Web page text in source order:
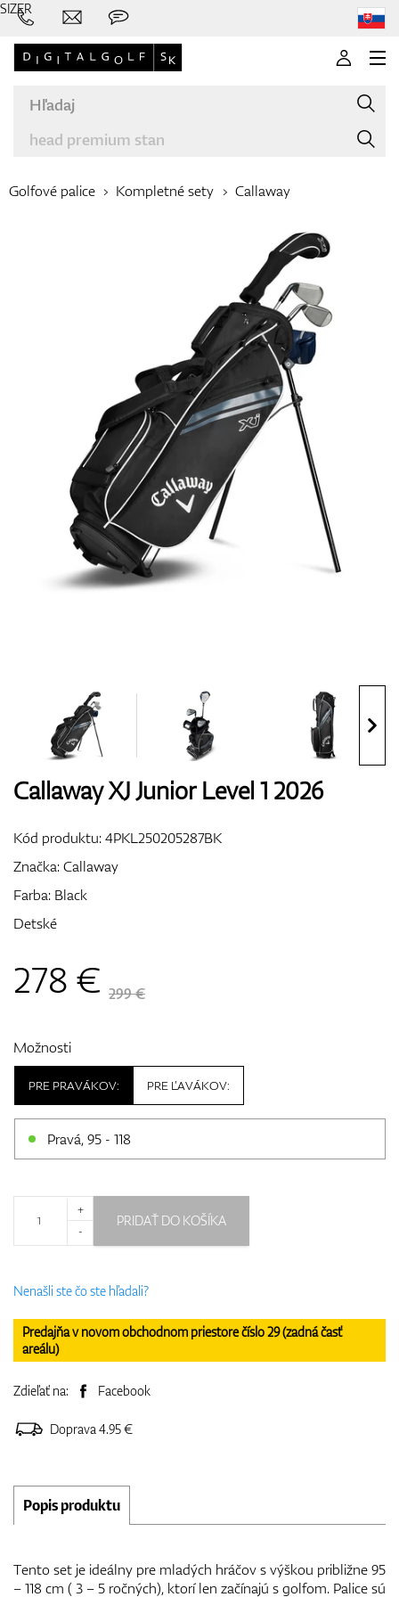
Palice
Oblečenie
Topánky
Rukavice
Bagy
Darčekové poukážky
Golfové palice Kompletné sety Callaway
Callaway XJ Junior Level 1 2026
Kód produktu:4PKL250205287BK
Značka:Callaway
Farba: Black
Detské
278 € 299 €
Možnosti
PRE PRAVÁKOV:
Pravá, 95 - 118
PRE ĽAVÁKOV:
+
-
PRIDAŤ DO KOŠÍKA
Nenašli ste čo ste hľadali?
Predajňa v novom obchodnom priestore číslo 29 (zadná časť
areálu)
Zdieľať na: Facebook
Doprava 4.95 €
Popis produktu
Tento set je ideálny pre mladých hráčov s výškou približne 95
– 118 cm ( 3 – 5 ročných), ktorí len začínajú s golfom. Palice sú
SIZER